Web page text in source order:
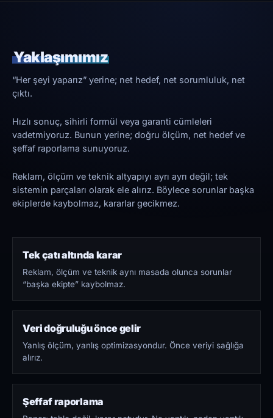
Yaklaşımımız
“Her şeyi yaparız” yerine; net hedef, net sorumluluk, net
çıktı.
Hızlı sonuç, sihirli formül veya garanti cümleleri
vadetmiyoruz. Bunun yerine; doğru ölçüm, net hedef ve
şeffaf raporlama sunuyoruz.
Reklam, ölçüm ve teknik altyapıyı ayrı ayrı değil; tek
sistemin parçaları olarak ele alırız. Böylece sorunlar başka
ekiplerde kaybolmaz, kararlar gecikmez.
Tek çatı altında karar
Reklam, ölçüm ve teknik aynı masada olunca sorunlar
“başka ekipte” kaybolmaz.
Veri doğruluğu önce gelir
Yanlış ölçüm, yanlış optimizasyondur. Önce veriyi sağlığa
alırız.
Şeffaf raporlama